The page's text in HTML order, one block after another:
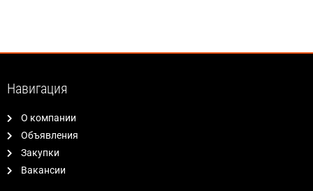
Навигация
О компании
Объявления
Закупки
Вакансии